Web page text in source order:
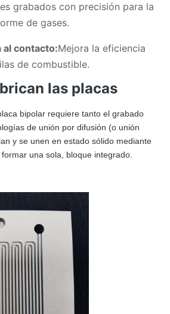
grabados con precisión para la
de gases.
al contacto:Mejora la eficiencia
de combustible.
las placas
bipolar requiere tanto el grabado
de unión por difusión (o unión
y se unen en estado sólido mediante
una sola, bloque integrado.